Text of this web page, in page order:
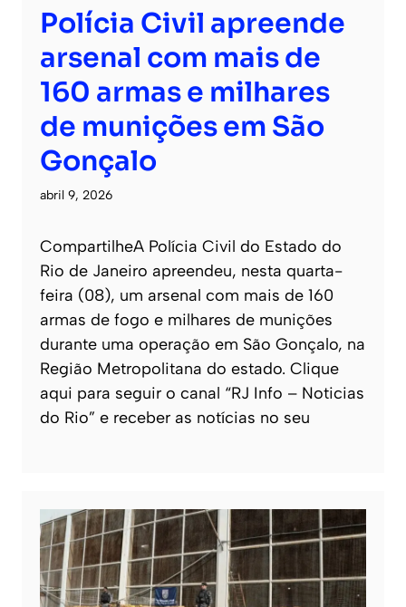
Polícia Civil apreende
arsenal com mais de
160 armas e milhares
de munições em São
Gonçalo
abril 9, 2026
CompartilheA Polícia Civil do Estado do
Rio de Janeiro apreendeu, nesta quarta-
feira (08), um arsenal com mais de 160
armas de fogo e milhares de munições
durante uma operação em São Gonçalo, na
Região Metropolitana do estado. Clique
aqui para seguir o canal “RJ Info – Noticias
do Rio” e receber as notícias no seu